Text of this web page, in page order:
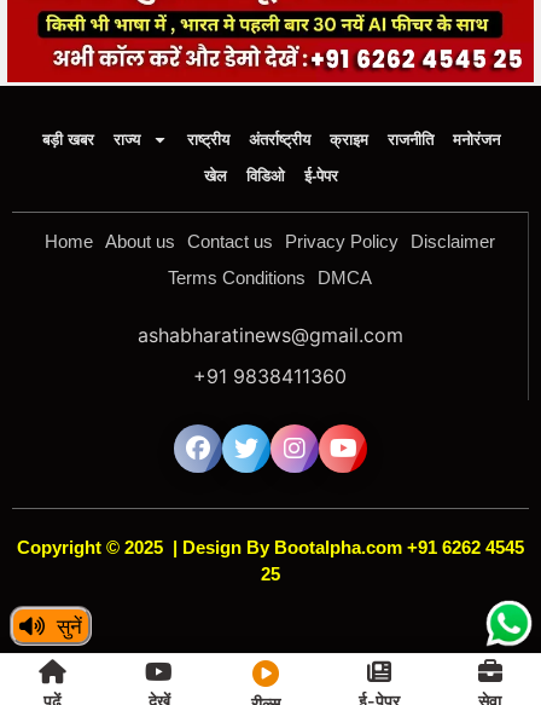
सुनें
बड़ी खबर राज्य राष्ट्रीय अंतर्राष्ट्रीय क्राइम राजनीति
मनोरंजन
खेल
विडिओ ई-पेपर
Home About us Contact us Privacy Policy
Disclaimer
Terms Conditions
DMCA
ashabharatinews@gmail.com
+91 9838411360
Copyright © 2025 | Design By Bootalpha.com +91 6262 4545
25
पढ़ें देखें ई-पेपर सेवा